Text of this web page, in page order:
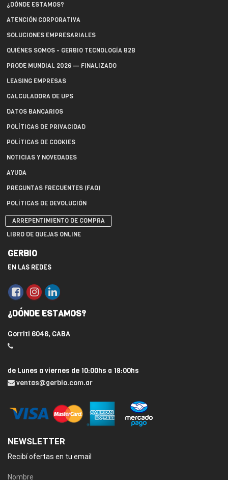
¿DÓNDE ESTAMOS?
ATENCIÓN CORPORATIVA
SOLUCIONES EMPRESARIALES
QUIÉNES SOMOS - GERBIO TECNOLOGÍA B2B
PRODE MUNDIAL 2026 — FINALIZADO
LEASING EMPRESAS
CALCULADORA DE UPS
DATOS BANCARIOS
POLÍTICAS DE PRIVACIDAD
POLÍTICAS DE COOKIES
NOTICIAS Y NOVEDADES
AYUDA
PREGUNTAS FRECUENTES (FAQ)
POLÍTICAS DE DEVOLUCIÓN
ARREPENTIMIENTO DE COMPRA
LIBRO DE QUEJAS ONLINE
GERBIO
EN LAS REDES
¿DÓNDE ESTAMOS?
Gorriti 6046, CABA
de Lunes a viernes de 10:00hs a 18:00hs
ventas@gerbio.com.ar
NEWSLETTER
Recibí ofertas en tu email